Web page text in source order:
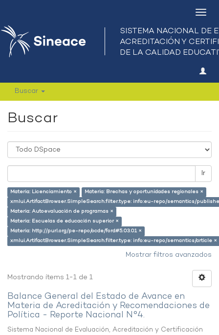
Buscar
Buscar
Ir
Materia: Licenciamiento ×
Materia: Brechas y oportunidades regionales ×
xmlui.ArtifactBrowser.SimpleSearch.filter.type: info:eu-repo/semantics/
Materia: Autoevaluación de programas ×
Materia: Escuelas de educación superior ×
Materia: http://purl.org/pe-repo/ocde/ford#5.03.01 ×
xmlui.ArtifactBrowser.SimpleSearch.filter.type: info:eu-repo/semantics/article ×
Mostrar filtros avanzados
Mostrando ítems 1-1 de 1
Balance General del Estado de Avance en
Materia de Acreditación y Recomendaciones de
Política - Reporte Nacional N°4.
Sistema Nacional de Evaluación, Acreditación y Certificación